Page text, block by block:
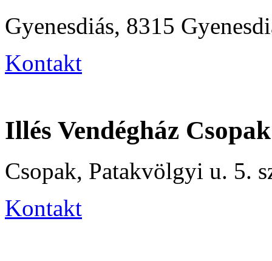
Gyenesdiás, 8315
Kontakt
Illés Vendégház Csopak
Csopak, Patakvölgyi u. 5.
Kontakt